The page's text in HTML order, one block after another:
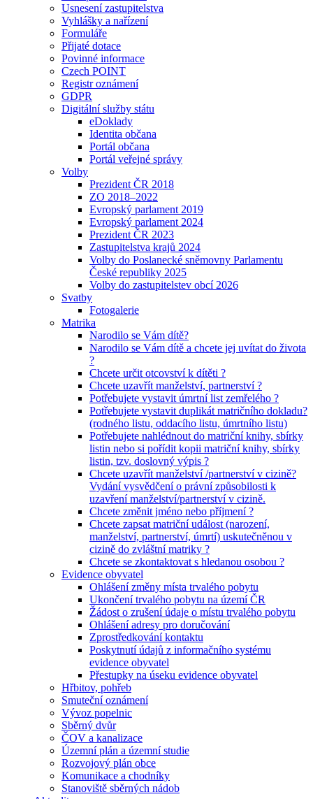
Usnesení zastupitelstva
Vyhlášky a nařízení
Formuláře
Přijaté dotace
Povinné informace
Czech POINT
Registr oznámení
GDPR
Digitální služby státu
eDoklady
Identita občana
Portál občana
Portál veřejné správy
Volby
Prezident ČR 2018
ZO 2018–2022
Evropský parlament 2019
Evropský parlament 2024
Prezident ČR 2023
Zastupitelstva krajů 2024
Volby do Poslanecké sněmovny Parlamentu
České republiky 2025
Volby do zastupitelstev obcí 2026
Svatby
Fotogalerie
Matrika
Narodilo se Vám dítě?
Narodilo se Vám dítě a chcete jej uvítat do života
?
Chcete určit otcovství k dítěti ?
Chcete uzavřít manželství, partnerství ?
Potřebujete vystavit úmrtní list zemřelého ?
Potřebujete vystavit duplikát matričního dokladu?
(rodného listu, oddacího listu, úmrtního listu)
Potřebujete nahlédnout do matriční knihy, sbírky
listin nebo si pořídit kopii matriční knihy, sbírky
listin, tzv. doslovný výpis ?
Chcete uzavřít manželství /partnerství v cizině?
Vydání vysvědčení o právní způsobilosti k
uzavření manželství/partnerství v cizině.
Chcete změnit jméno nebo příjmení ?
Chcete zapsat matriční událost (narození,
manželství, partnerství, úmrtí) uskutečněnou v
cizině do zvláštní matriky ?
Chcete se zkontaktovat s hledanou osobou ?
Evidence obyvatel
Ohlášení změny místa trvalého pobytu
Ukončení trvalého pobytu na území ČR
Žádost o zrušení údaje o místu trvalého pobytu
Ohlášení adresy pro doručování
Zprostředkování kontaktu
Poskytnutí údajů z informačního systému
evidence obyvatel
Přestupky na úseku evidence obyvatel
Hřbitov, pohřeb
Smuteční oznámení
Vývoz popelnic
Sběrný dvůr
ČOV a kanalizace
Územní plán a územní studie
Rozvojový plán obce
Komunikace a chodníky
Stanoviště sběrných nádob